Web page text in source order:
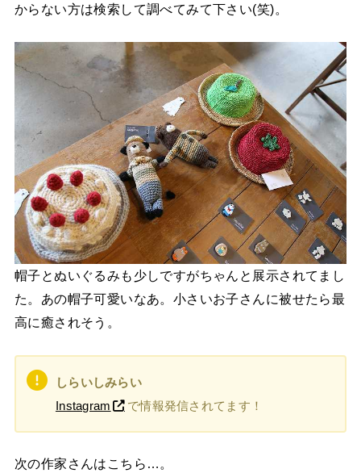
からない方は検索して調べてみて下さい(笑)。
帽子とぬいぐるみも少しですがちゃんと展示されてまし
た。あの帽子可愛いなあ。小さいお子さんに被せたら最
高に癒されそう。
しらいしみらい
Instagram
で情報発信されてます！
次の作家さんはこちら…。